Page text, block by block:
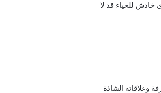
خادش للحياء قد لا
وعلاقاته الشاذة